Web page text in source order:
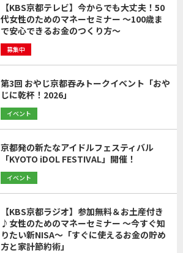
【KBS京都テレビ】今からでも大丈夫！50
代女性のためのマネーセミナー ～100歳ま
で安心できるお金のつくり方～
募集中
第3回 おやじ京都吞みトークイベント「おや
じに乾杯！2026」
イベント
京都発の新たなアイドルフェスティバル
「KYOTO iDOL FESTIVAL」開催！
イベント
【KBS京都ラジオ】参加無料＆お土産付き
♪女性のためのマネーセミナー ～今すぐ知
りたい新NISA～「すぐに使えるお金の貯め
方と家計節約術」